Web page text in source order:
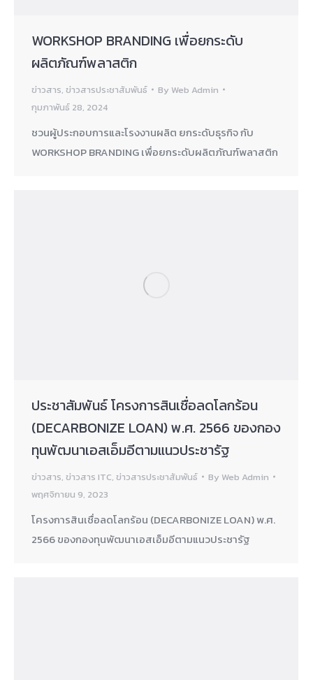
WORKSHOP BRANDING เพื่อยกระดับ
ผลิตภัณฑ์พลาสติก
ข่าวสาร, ข่าวสารประชาสัมพันธ์ By Web Admin
กุมภาพันธ์ 28, 2024
ชวนผู้ประกอบการและโรงงานผลิต ยกระดับธุรกิจ กับ
WORKSHOP BRANDING เพื่อยกระดับผลิตภัณฑ์พลาสติก
ประชาสัมพันธ์ โครงการสินเชื่อลดโลกร้อน
(DECARBONIZE LOAN) พ.ศ. 2566 ของกอง
ทุนพัฒนาเอสเอ็มอีตามแนวประชารัฐ
ข่าวสาร, ข่าวสาร ITC, ข่าวสารประชาสัมพันธ์ By Web Admin
พฤศจิกายน 9, 2023
โครงการสินเชื่อลดโลกร้อน (DECARBONIZE LOAN) พ.ศ.
2566 ของกองทุนพัฒนาเอสเอ็มอีตามแนวประชารัฐ